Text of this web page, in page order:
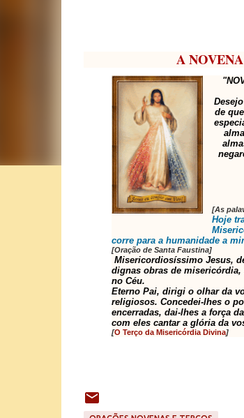
A
de
[As
Hoje
corre para a humanidade a
[Oração de Santa Faustina]
Misericordiosíssimo Jesus,
dignas obras de
no Céu.
Eterno Pai, dirigi o olhar da
religiosos. Concedei-lhes o
encerradas, dai-lhes a força
com eles cantar a glória da
[O Terço da Misericórdia Divina]